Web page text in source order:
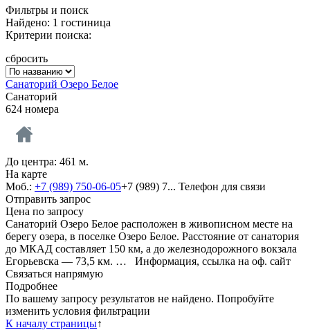
Фильтры и поиск
Найдено: 1 гостиница
Критерии поиска:
сбросить
Санаторий Озеро Белое
Санаторий
624 номера
До центра: 461 м.
На карте
Моб.: +7 (989) 750-06-05+7 (989) 7... Телефон для связи
Отправить запрос
Цена по запросу
Санаторий Озеро Белое расположен в живописном месте на
берегу озера, в поселке Озеро Белое. Расстояние от санатория
до МКАД составляет 150 км, а до железнодорожного вокзала
Егорьевска — 73,5 км. … Информация, ссылка на оф. сайт
Связаться напрямую
Подробнее
По вашему запросу результатов не найдено. Попробуйте
изменить условия фильтрации
К началу страницы↑